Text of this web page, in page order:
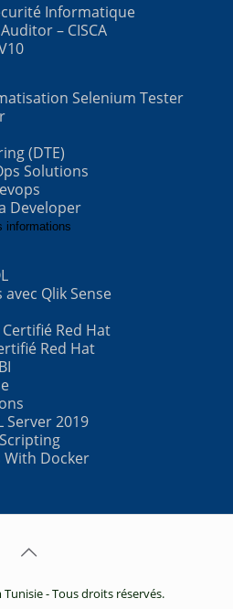
Informatique
– CISCA
Selenium Tester
(DTE)
Solutions
Developer
informations
Qlik Sense
Red Hat
Red Hat
Server 2019
With Docker
- Tous droits réservés.